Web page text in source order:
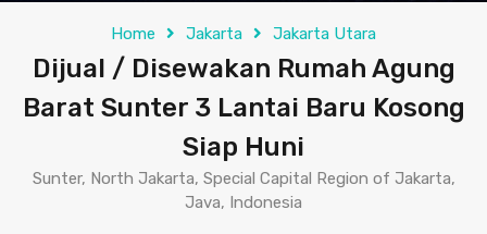
Home Jakarta Jakarta Utara
Dijual / Disewakan Rumah Agung
Barat Sunter 3 Lantai Baru Kosong
Siap Huni
Sunter, North Jakarta, Special Capital Region of Jakarta,
Java, Indonesia